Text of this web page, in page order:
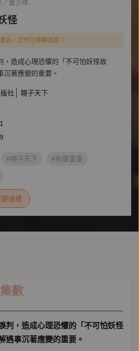
／青少年
怪
品，您也可單購收藏。
，造成心理恐懼的「不可怕妖怪故
沉著應變的重要。
社 親子天下
#親子天下 #有聲童書
要送禮
集數
判，造成心理恐懼的「不可怕妖怪
遇事沉著應變的重要。